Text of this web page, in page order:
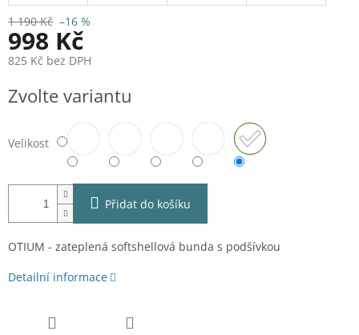
1 190 Kč –16 %
998 Kč
825 Kč bez DPH
cena:
Zvolte variantu
Velikost
Přidat do košíku
OTIUM - zateplená softshellová bunda s podšívkou
Detailní informace